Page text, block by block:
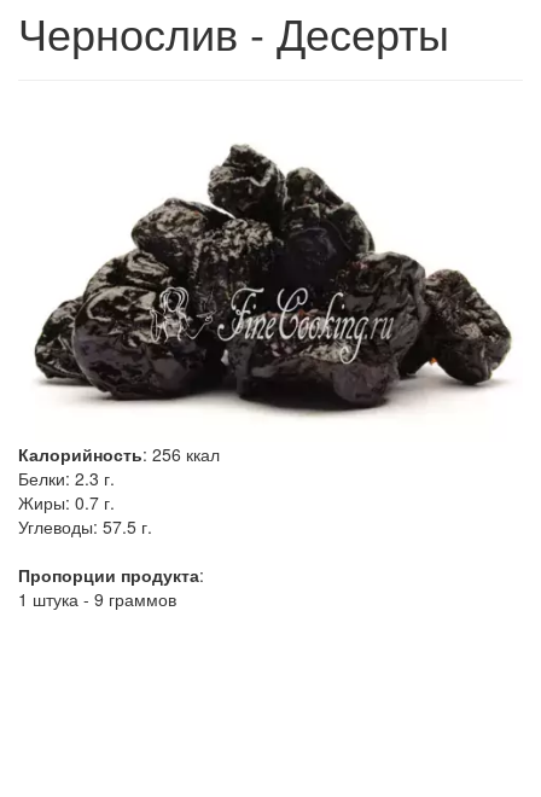
Чернослив - Десерты
Калорийность: 256 ккал
Белки: 2.3 г.
Жиры: 0.7 г.
Углеводы: 57.5 г.
Пропорции продукта:
1 штука - 9 граммов